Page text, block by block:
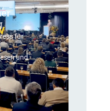
für
und